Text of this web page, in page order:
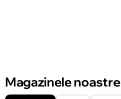
Magazinele noastre